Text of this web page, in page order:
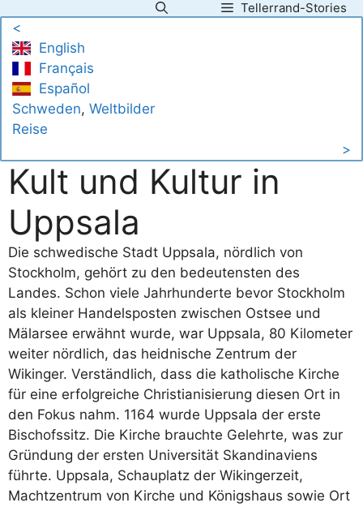
Inhalt
springen
Tellerrand-Stories
<
English
Français
Español
Schweden, Weltbilder
Reise
>
Kult und Kultur in
Uppsala
Die schwedische Stadt Uppsala, nördlich von
Stockholm, gehört zu den bedeutensten des
Landes. Schon viele Jahrhunderte bevor Stockholm
als kleiner Handelsposten zwischen Ostsee und
Mälarsee erwähnt wurde, war Uppsala, 80 Kilometer
weiter nördlich, das heidnische Zentrum der
Wikinger. Verständlich, dass die katholische Kirche
für eine erfolgreiche Christianisierung diesen Ort in
den Fokus nahm. 1164 wurde Uppsala der erste
Bischofssitz. Die Kirche brauchte Gelehrte, was zur
Gründung der ersten Universität Skandinaviens
führte. Uppsala, Schauplatz der Wikingerzeit,
Machtzentrum von Kirche und Königshaus sowie Ort